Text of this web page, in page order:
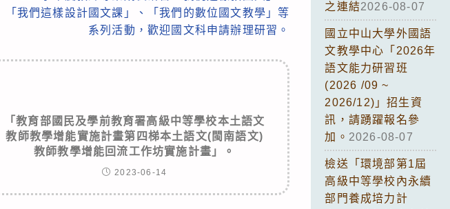
「我們這樣設計國文課」、「我們的數位國文教學」等
系列活動，歡迎國文科申請辦理研習。
「教育部國民及學前教育署高級中等學校本土語文
教師教學增能實施計畫第四梯本土語文(閩南語文)
教師教學增能回流工作坊實施計畫」。
2023-06-14
之連結2026-08-07
國立中山大學外國語
文教學中心「2026年
語文能力研習班
(2026 /09 ~
2026/12)」招生資
訊，請踴躍報名參
加。 2026-08-07
檢送「環境部第1屆
高級中等學校內永續
部門養成培力計